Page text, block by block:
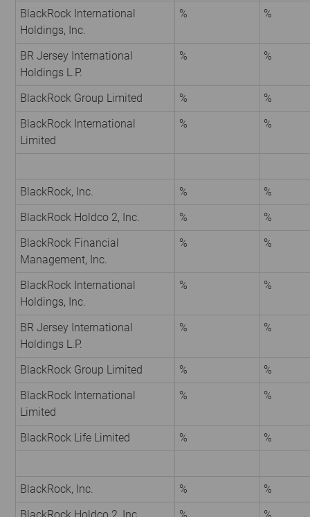
BlackRock International
Holdings, Inc.
% %
BR Jersey International
Holdings L.P.
% %
BlackRock Group Limited %
%
BlackRock International
Limited
% %
BlackRock, Inc. %
%
BlackRock Holdco 2, Inc.
%
%
BlackRock Financial
Management, Inc.
% %
BlackRock International
Holdings, Inc.
% %
BR Jersey International
Holdings L.P.
% %
BlackRock Group Limited %
%
BlackRock International
Limited
% %
BlackRock Life Limited % %
BlackRock, Inc. %
%
BlackRock Holdco 2, Inc.
% %